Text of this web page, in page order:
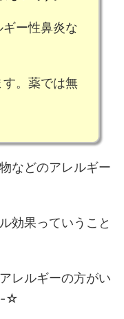
ギー性鼻炎な
す。薬では無
などのアレルギー
効果っていうこと
レルギーの方がい
☆